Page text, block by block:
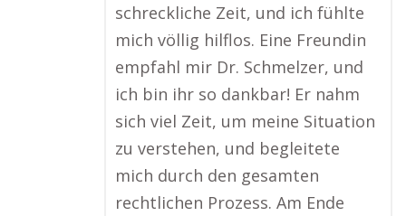
schreckliche Zeit, und ich fühlte
mich völlig hilflos. Eine Freundin
empfahl mir Dr. Schmelzer, und
ich bin ihr so dankbar! Er nahm
sich viel Zeit, um meine Situation
zu verstehen, und begleitete
mich durch den gesamten
rechtlichen Prozess. Am Ende